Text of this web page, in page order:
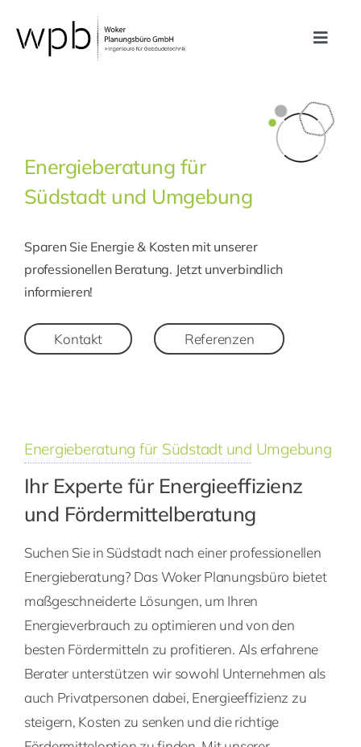
Inhalt
springen
Toggle
Unternehmen
Karriere
Kontakt
Energieberatung für
Südstadt und Umgebung
Sparen Sie Energie & Kosten mit unserer
professionellen Beratung. Jetzt unverbindlich
informieren!
Kontakt Referenzen
Energieberatung für Südstadt und Umgebung
Ihr Experte für Energieeffizienz
und Fördermittelberatung
Suchen Sie in Südstadt nach einer professionellen
Energieberatung? Das Woker Planungsbüro bietet
maßgeschneiderte Lösungen, um Ihren
Energieverbrauch zu optimieren und von den
besten Fördermitteln zu profitieren. Als erfahrene
Berater unterstützen wir sowohl Unternehmen als
auch Privatpersonen dabei, Energieeffizienz zu
steigern, Kosten zu senken und die richtige